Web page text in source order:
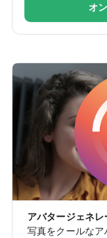
オ
アバタージェネレ
写真をクールなア